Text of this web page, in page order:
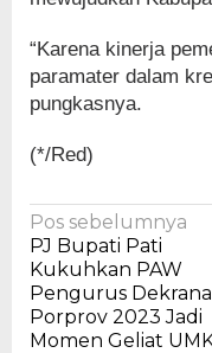
“Karena kinerja
paramater dalam
pungkasnya.
(*/Red)
Navigasi
pos
Pos sebelumnya
PJ Bupati Pati
Kukuhkan PAW
Pengurus
Porprov 2023 Jadi
Momen Geliat